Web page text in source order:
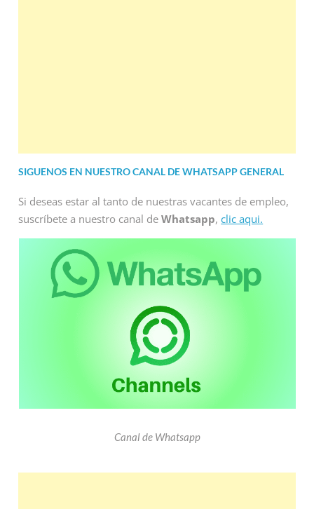
SIGUENOS EN NUESTRO CANAL DE WHATSAPP GENERAL
Si deseas estar al tanto de nuestras vacantes de empleo,
suscríbete a nuestro canal deWhatsapp,clic aqui.
Canal de Whatsapp